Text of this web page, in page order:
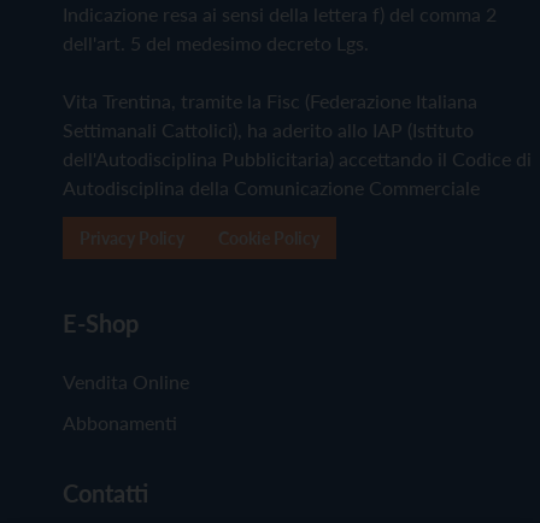
Indicazione resa ai sensi della lettera f) del comma 2
dell'art. 5 del medesimo decreto Lgs.
Vita Trentina, tramite la Fisc (Federazione Italiana
Settimanali Cattolici), ha aderito allo IAP (Istituto
dell'Autodisciplina Pubblicitaria) accettando il Codice di
Autodisciplina della Comunicazione Commerciale
E-Shop
Vendita Online
Abbonamenti
Contatti